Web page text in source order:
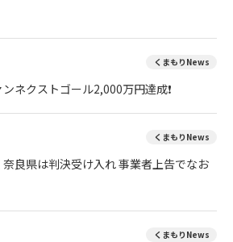
くまもりNews
ネクストゴール2,000万円達成❗
くまもりNews
良県は判決受け入れ 事業者上告でなお
くまもりNews